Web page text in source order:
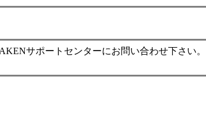
サポートセンターにお問い合わせ下さい。